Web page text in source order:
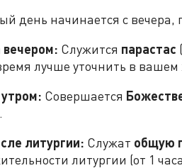
день начинается с
Служится парастас
лучше уточнить в вашем
Совершается
литургии: Служат общую
литургии (от 1